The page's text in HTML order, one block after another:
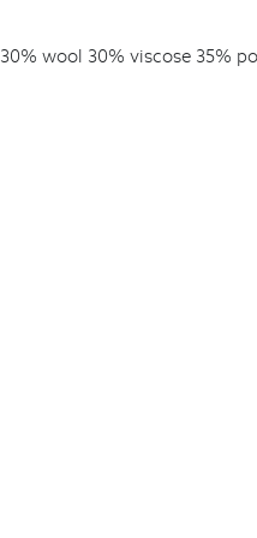
30% wool 30% viscose 35%